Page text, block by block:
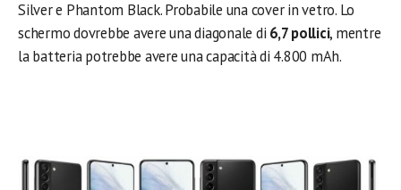
Silver e Phantom Black. Probabile una cover in vetro. Lo
schermo dovrebbe avere una diagonale di 6,7 pollici, mentre
la batteria potrebbe avere una capacità di 4.800 mAh.